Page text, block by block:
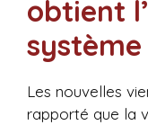
obtient
Les nouvelles
rapporté que la